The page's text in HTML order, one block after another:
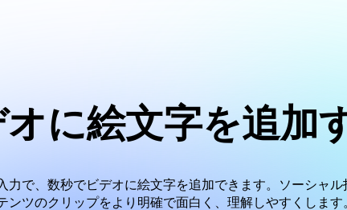
オに絵文字を追加
力で、数秒でビデオに絵文字を追加できます。ソーシャ
ンツのクリップをより明確で面白く、理解しやすくします